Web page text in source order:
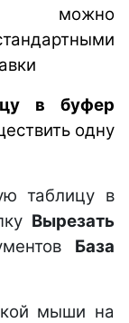
в буфер
одну
таблицу в
Вырезать
База
мыши на